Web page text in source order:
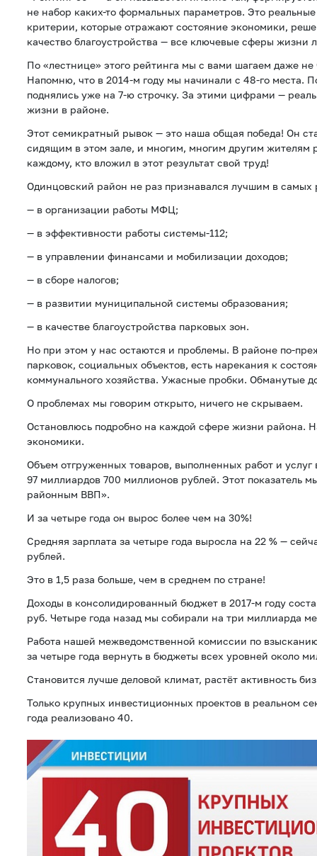
не набор каких-то формальных параметров. Это
критерии, которые отражают состояние экономики,
качество благоустройства — все ключевые сферы жизни
По «лестнице» этого рейтинга мы с вами шагаем даже не
Напомню, что в 2014-м году мы начинали с 48-го места.
поднялись уже на 7-ю строчку. За этими цифрами —
жизни в районе.
Этот семикратный рывок — это наша общая победа! Он
сидящим в этом зале, и многим, многим другим жителям
каждому, кто вложил в этот результат свой труд!
Одинцовский район не раз признавался лучшим в самых
— в организации работы МФЦ;
— в эффективности работы системы-112;
— в управлении финансами и мобилизации доходов;
— в сборе налогов;
— в развитии муниципальной системы образования;
— в качестве благоустройства парковых зон.
Но при этом у нас остаются и проблемы. В районе по-
парковок, социальных объектов, есть нарекания к
коммунального хозяйства. Ужасные пробки. Обманутые
О проблемах мы говорим открыто, ничего не скрываем.
Остановлюсь подробно на каждой сфере жизни района.
экономики.
Объем отгруженных товаров, выполненных работ и услуг
97 миллиардов 700 миллионов рублей. Этот показатель
районным ВВП».
И за четыре года он вырос более чем на 30%!
Средняя зарплата за четыре года выросла на 22 % —
рублей.
Это в 1,5 раза больше, чем в среднем по стране!
Доходы в консолидированный бюджет в 2017-м году
руб. Четыре года назад мы собирали на три миллиарда
Работа нашей межведомственной комиссии по
за четыре года вернуть в бюджеты всех уровней около
Становится лучше деловой климат, растёт активность
Только крупных инвестиционных проектов в реальном
года реализовано 40.